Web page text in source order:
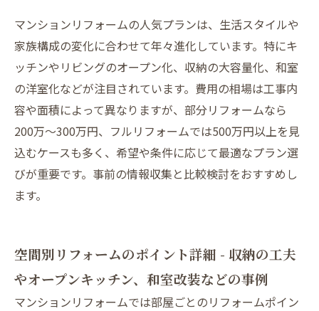
マンションリフォームの人気プランは、生活スタイルや
家族構成の変化に合わせて年々進化しています。特にキ
ッチンやリビングのオープン化、収納の大容量化、和室
の洋室化などが注目されています。費用の相場は工事内
容や面積によって異なりますが、部分リフォームなら
200万〜300万円、フルリフォームでは500万円以上を見
込むケースも多く、希望や条件に応じて最適なプラン選
びが重要です。事前の情報収集と比較検討をおすすめし
ます。
空間別リフォームのポイント詳細 - 収納の工夫
やオープンキッチン、和室改装などの事例
マンションリフォームでは部屋ごとのリフォームポイン